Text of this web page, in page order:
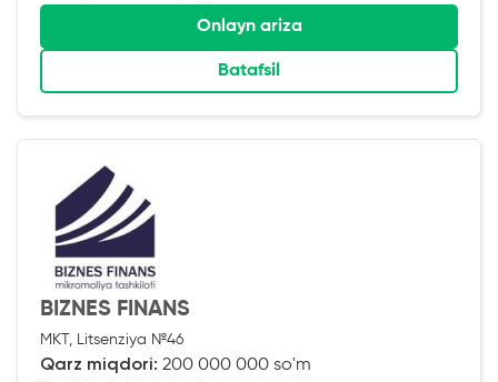
Onlayn ariza
Batafsil
BIZNES FINANS
MKT, Litsenziya №46
Qarz miqdori: 200 000 000 so'm